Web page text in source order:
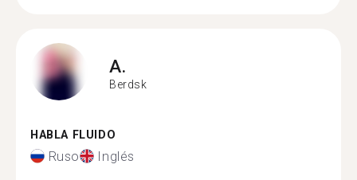
A.
Berdsk
HABLA FLUIDO
Ruso Inglés